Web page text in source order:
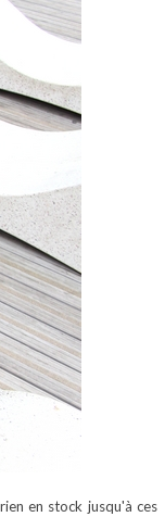
en stock jusqu'à ces